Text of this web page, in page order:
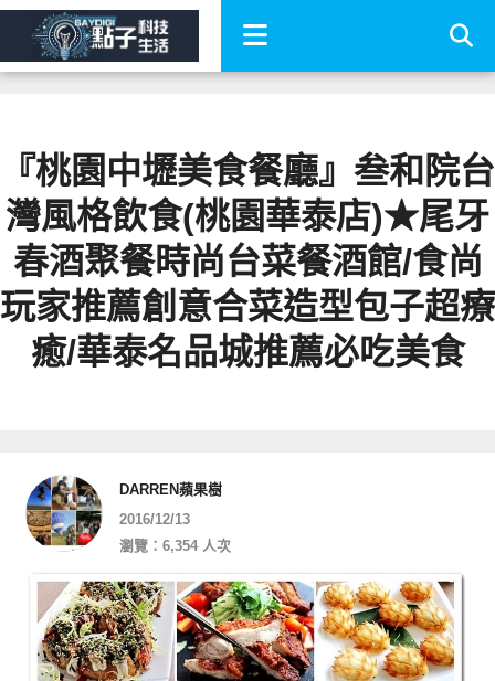
『桃園中壢美食餐廳』叁和院台
灣風格飲食(桃園華泰店)★尾牙
春酒聚餐時尚台菜餐酒館/食尚
玩家推薦創意合菜造型包子超療
癒/華泰名品城推薦必吃美食
DARREN蘋果樹
2016/12/13
瀏覽：6,354 人次